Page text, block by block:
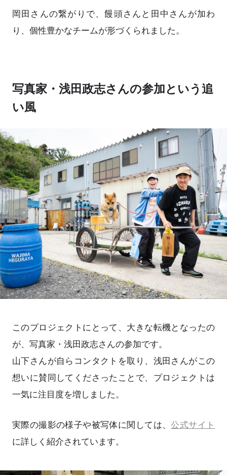
岡田さんの繋がりで、饅頭さんと田中さんが加わ
り、個性豊かなチームが形づくられました。
写真家・浅田政志さんの参加という追
い風
このプロジェクトにとって、大きな転機となったの
が、写真家・浅田政志さんの参加です。
山下さんが自らコンタクトを取り、浅田さんがこの
想いに賛同してくださったことで、プロジェクトは
一気に注目度を増しました。
実際の撮影の様子や被写体に関しては、公式サイト
に詳しく紹介されています。